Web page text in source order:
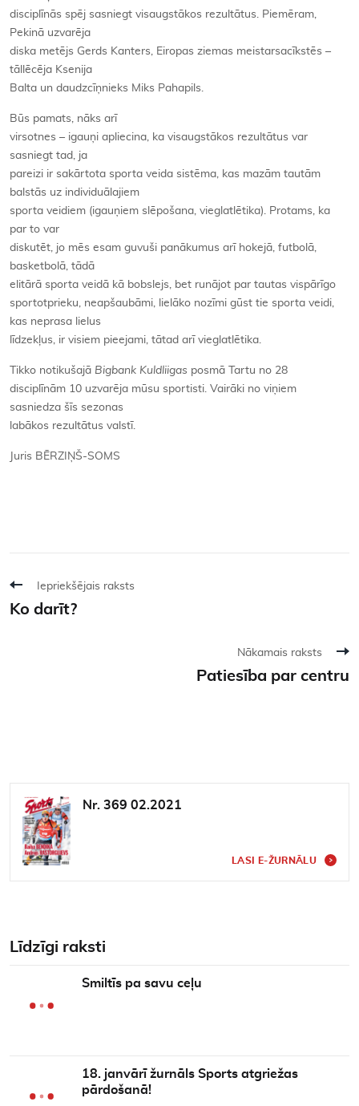
disciplīnās spēj sasniegt visaugstākos rezultātus. Piemēram,
Pekinā uzvarēja
diska metējs Gerds Kanters, Eiropas ziemas meistarsacīkstēs –
tāllēcēja Ksenija
Balta un daudzcīņnieks Miks Pahapils.
Būs pamats, nāks arī
virsotnes – igauņi apliecina, ka visaugstākos rezultātus var
sasniegt tad, ja
pareizi ir sakārtota sporta veida sistēma, kas mazām tautām
balstās uz individuālajiem
sporta veidiem (igauņiem slēpošana, vieglatlētika). Protams, ka
par to var
diskutēt, jo mēs esam guvuši panākumus arī hokejā, futbolā,
basketbolā, tādā
elitārā sporta veidā kā bobslejs, bet runājot par tautas vispārīgo
sportotprieku, neapšaubāmi, lielāko nozīmi gūst tie sporta veidi,
kas neprasa lielus
līdzekļus, ir visiem pieejami, tātad arī vieglatlētika.
Tikko notikušajā Bigbank Kuldliigas posmā Tartu no 28
disciplīnām 10 uzvarēja mūsu sportisti. Vairāki no viņiem
sasniedza šīs sezonas
labākos rezultātus valstī.
Juris BĒRZIŅŠ-SOMS
Iepriekšējais raksts
Ko darīt?
Nākamais raksts
Patiesība par centru
Nr. 369 02.2021
LASI E-ŽURNĀLU
Līdzīgi raksti
Smiltīs pa savu ceļu
18. janvārī žurnāls Sports atgriežas
pārdošanā!